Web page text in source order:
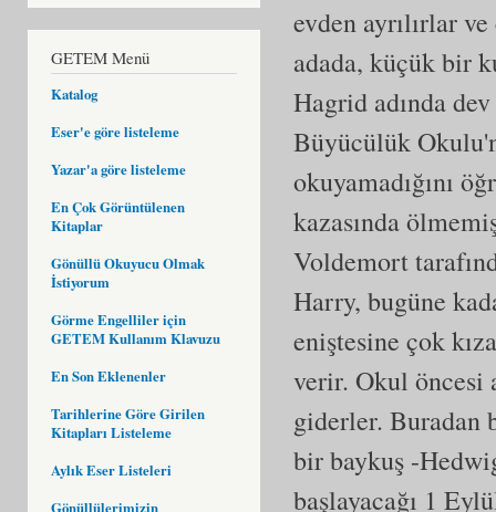
GETEM Menü
Katalog
Eser'e göre listeleme
Yazar'a göre listeleme
En Çok Görüntülenen
Kitaplar
Gönüllü Okuyucu Olmak
İstiyorum
Görme Engelliler için
GETEM Kullanım Klavuzu
En Son Eklenenler
Tarihlerine Göre Girilen
Kitapları Listeleme
Aylık Eser Listeleri
Gönüllülerimizin
evden ayrılırlar
adada, küçük bir
Hagrid adında
Büyücülük
okuyamadığını
kazasında
Voldemort
Harry, bugüne
eniştesine çok
verir. Okul
giderler. Buradan
bir baykuş -
başlayacağı 1